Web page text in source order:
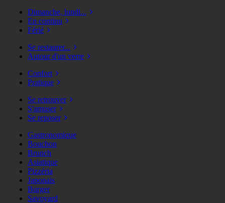
Dimanche, lundi...
En continu
Férié
Se restaurer...
Autour d'un verre
Confort
Pratique
Se retrouver
S'amuser
Se reposer
Gastronomique
Bouchon
Brunch
Asiatique
Pizzéria
Japonais
Burger
Savoyard